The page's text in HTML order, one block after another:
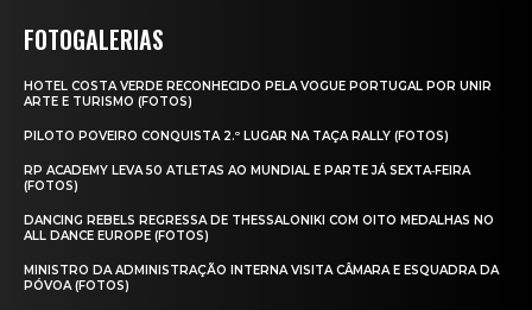
FOTOGALERIAS
HOTEL COSTA VERDE RECONHECIDO PELA VOGUE PORTUGAL POR UNIR
ARTE E TURISMO (FOTOS)
PILOTO POVEIRO CONQUISTA 2.º LUGAR NA TAÇA RALLY (FOTOS)
RP ACADEMY LEVA 50 ATLETAS AO MUNDIAL E PARTE JÁ SEXTA‑FEIRA
(FOTOS)
DANCING REBELS REGRESSA DE THESSALONIKI COM OITO MEDALHAS NO
ALL DANCE EUROPE (FOTOS)
MINISTRO DA ADMINISTRAÇÃO INTERNA VISITA CÂMARA E ESQUADRA DA
PÓVOA (FOTOS)